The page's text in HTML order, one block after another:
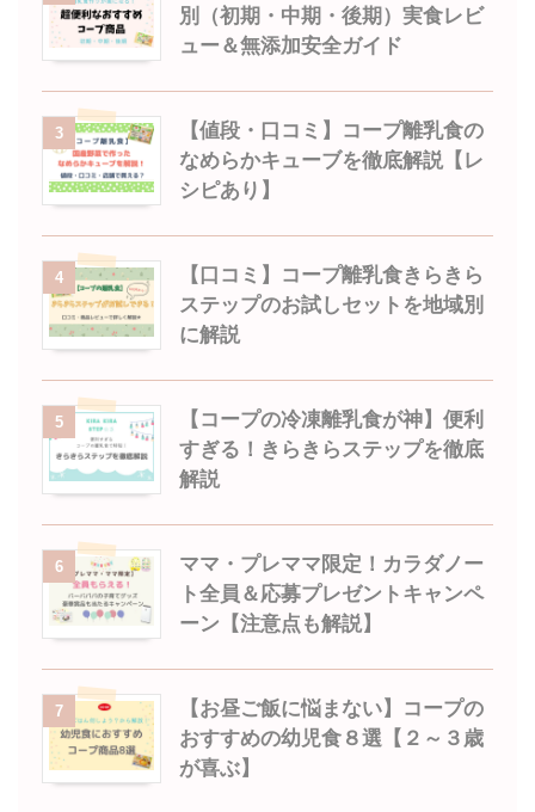
別（初期・中期・後期）実食レビ
ュー＆無添加安全ガイド
3
【値段・口コミ】コープ離乳食の
なめらかキューブを徹底解説【レ
シピあり】
4
【口コミ】コープ離乳食きらきら
ステップのお試しセットを地域別
に解説
5
【コープの冷凍離乳食が神】便利
すぎる！きらきらステップを徹底
解説
6
ママ・プレママ限定！カラダノー
ト全員＆応募プレゼントキャンペ
ーン【注意点も解説】
7
【お昼ご飯に悩まない】コープの
おすすめの幼児食８選【２～３歳
が喜ぶ】